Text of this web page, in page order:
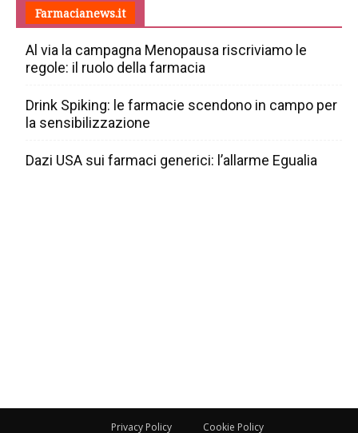
Farmacianews.it
Al via la campagna Menopausa riscriviamo le
regole: il ruolo della farmacia
Drink Spiking: le farmacie scendono in campo per
la sensibilizzazione
Dazi USA sui farmaci generici: l’allarme Egualia
Privacy Policy Cookie Policy